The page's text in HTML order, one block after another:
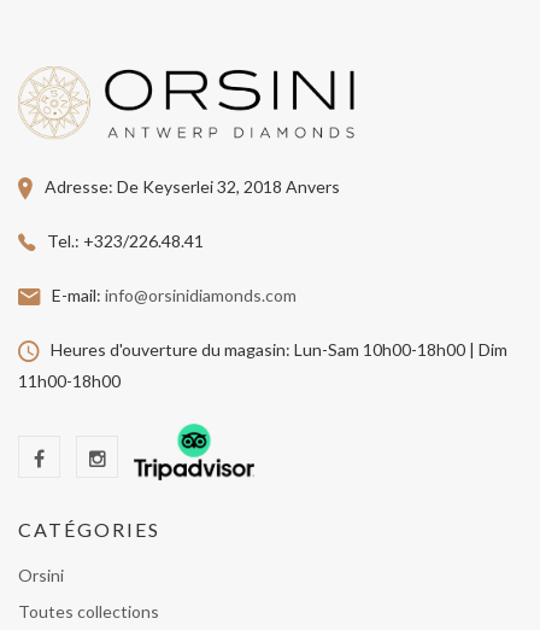
Adresse: De Keyserlei 32, 2018 Anvers
Tel.: +323/226.48.41
E-mail: info@orsinidiamonds.com
Heures d'ouverture du magasin: Lun-Sam 10h00-18h00 | Dim
11h00-18h00
CATÉGORIES
Orsini
Toutes collections